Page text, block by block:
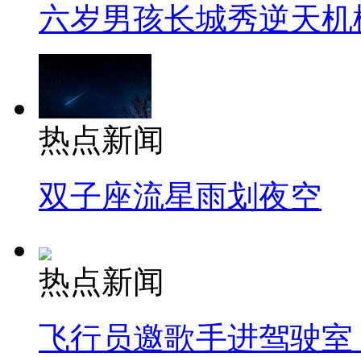
六岁男孩长城秀逆天机
热点新闻
双子座流星雨划夜空
热点新闻
飞行员邀歌手进驾驶